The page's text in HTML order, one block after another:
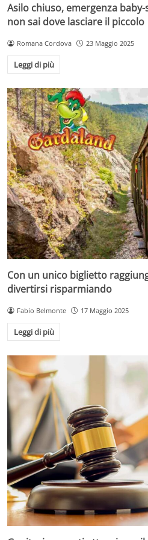
Asilo chiuso, emergenza
non sai dove lasciare il piccolo
Romana Cordova 23 Maggio 2025
Leggi di più
Con un unico biglietto
divertirsi risparmiando
Fabio Belmonte 17 Maggio 2025
Leggi di più